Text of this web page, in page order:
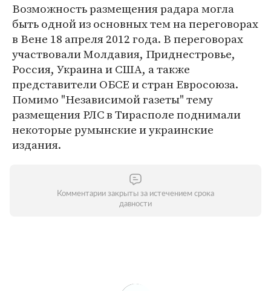
Возможность размещения радара могла
быть одной из основных тем на переговорах
в Вене 18 апреля 2012 года. В переговорах
участвовали Молдавия, Приднестровье,
Россия, Украина и США, а также
представители ОБСЕ и стран Евросоюза.
Помимо "Независимой газеты" тему
размещения РЛС в Тирасполе поднимали
некоторые румынские и украинские
издания.
Комментарии закрыты за истечением срока
давности